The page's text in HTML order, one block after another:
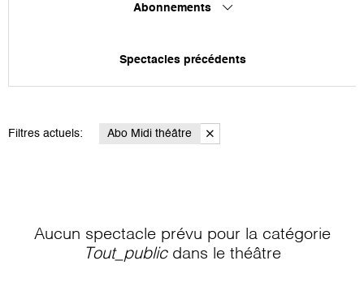
Abonnements
Spectacles précédents
Filtres actuels: Abo Midi théâtre
Aucun spectacle prévu pour la catégorie
Tout_publicdans le théâtre